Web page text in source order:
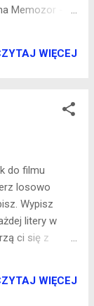
Memozor -
z liter - link
zdolności
robocza
WIĘCEJ
do filmu
losowo
Wypisz
litery w
ci się z
Turystyka
WIĘCEJ